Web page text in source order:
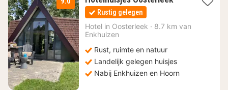
258
Rustig gelegen
Hotel in Oosterleek · 8.7 km van
Enkhuizen
Rust, ruimte en natuur
Landelijk gelegen huisjes
Nabij Enkhuizen en Hoorn